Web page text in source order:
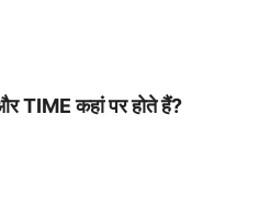
TIME कहां पर होते हैं?